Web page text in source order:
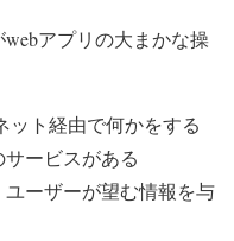
アプリの大まかな操
ット経由で何かをする
ービスがある
ーザーが望む情報を与